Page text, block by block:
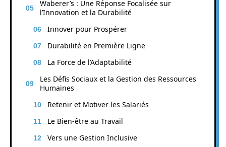
Waberer’s : Une Réponse Focalisée sur
l’Innovation et la Durabilité
Innover pour Prospérer
Durabilité en Première Ligne
La Force de l’Adaptabilité
Les Défis Sociaux et la Gestion des Ressources
Humaines
Retenir et Motiver les Salariés
Le Bien-être au Travail
Vers une Gestion Inclusive